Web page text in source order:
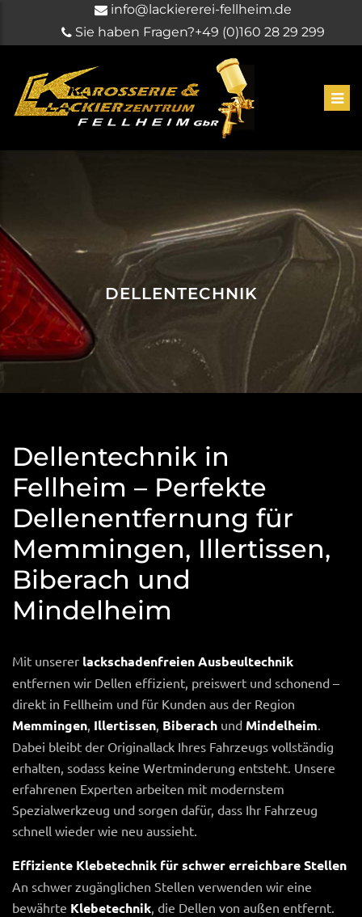
Sie haben Fragen?+49 (0)160 28 29 299
info@lackiererei-fellheim.de
DELLENTECHNIK
Dellentechnik in
Fellheim – Perfekte
Dellenentfernung für
Memmingen, Illertissen,
Biberach und
Mindelheim
Mit unserer lackschadenfreien Ausbeultechnik
entfernen wir Dellen effizient, preiswert und schonend –
direkt in Fellheim und für Kunden aus der Region
Memmingen, Illertissen, Biberach und Mindelheim.
Dabei bleibt der Originallack Ihres Fahrzeugs vollständig
erhalten, sodass keine Wertminderung entsteht. Unsere
erfahrenen Experten arbeiten mit modernstem
Spezialwerkzeug und sorgen dafür, dass Ihr Fahrzeug
schnell wieder wie neu aussieht.
Effiziente Klebetechnik für schwer erreichbare Stellen
An schwer zugänglichen Stellen verwenden wir eine
bewährte Klebetechnik, die Dellen von außen entfernt.